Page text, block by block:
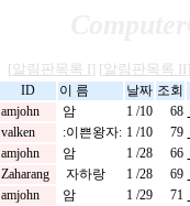
알림판목록 I 알림판목록 II
ID 이 름 날짜 조회
amjohn 암 1 /10 68
valken :이쁜왕자: 1 /10 79
amjohn 암 1 /28 66
Zaharang 자하랑 1 /28 69
amjohn 암 1 /29 71